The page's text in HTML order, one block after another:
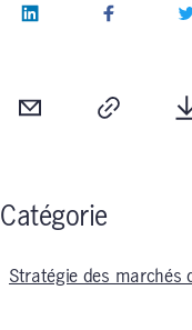
LinkedIn Facebook
Courriel
Catégorie
Stratégie des marchés